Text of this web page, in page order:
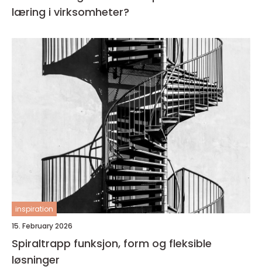
læring i virksomheter?
inspiration
15. February 2026
Spiraltrapp funksjon, form og fleksible
løsninger